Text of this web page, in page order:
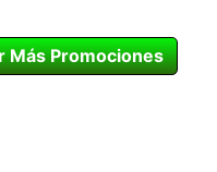
Más Promociones